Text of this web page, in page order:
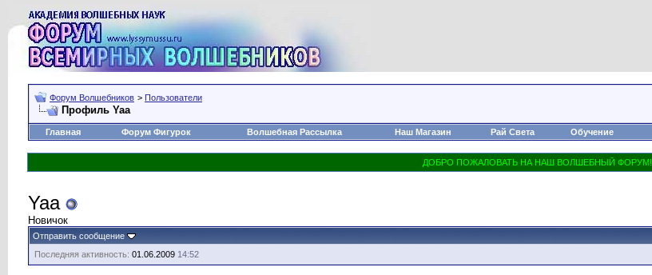
Форум Волшебников > Пользователи
Профиль Yaa
Главная
Форум Фигурок Волшебная Рассылка Наш Магазин Рай Света Обучение
Yaa
Новичок
Отправить сообщение
Последняя активность: 01.06.2009 14:52